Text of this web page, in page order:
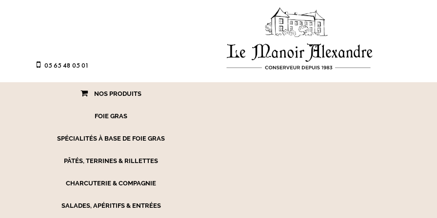
05 65 48 05 01
NOS PRODUITS
FOIE GRAS
SPÉCIALITÉS À BASE DE FOIE GRAS
PÂTÉS, TERRINES & RILLETTES
CHARCUTERIE & COMPAGNIE
SALADES, APÉRITIFS & ENTRÉES